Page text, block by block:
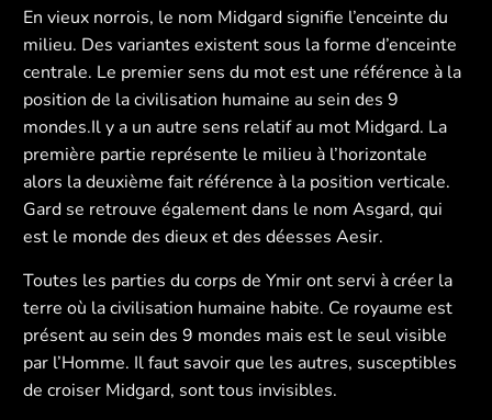
En vieux norrois, le nom Midgard signifie l’enceinte du
milieu. Des variantes existent sous la forme d’enceinte
centrale. Le premier sens du mot est une référence à la
position de la civilisation humaine au sein des 9
mondes.Il y a un autre sens relatif au mot Midgard. La
première partie représente le milieu à l’horizontale
alors la deuxième fait référence à la position verticale.
Gard se retrouve également dans le nom Asgard, qui
est le monde des dieux et des déesses Aesir.
Toutes les parties du corps de Ymir ont servi à créer la
terre où la civilisation humaine habite. Ce royaume est
présent au sein des 9 mondes mais est le seul visible
par l’Homme. Il faut savoir que les autres, susceptibles
de croiser Midgard, sont tous invisibles.